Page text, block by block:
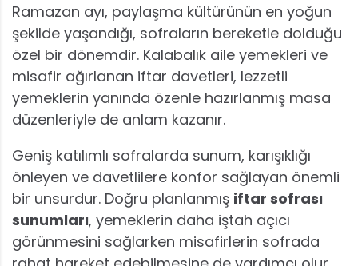
Ramazan ayı, paylaşma kültürünün en yoğun
şekilde yaşandığı, sofraların bereketle dolduğu
özel bir dönemdir. Kalabalık aile yemekleri ve
misafir ağırlanan iftar davetleri, lezzetli
yemeklerin yanında özenle hazırlanmış masa
düzenleriyle de anlam kazanır.
Geniş katılımlı sofralarda sunum, karışıklığı
önleyen ve davetlilere konfor sağlayan önemli
bir unsurdur. Doğru planlanmış iftar sofrası
sunumları, yemeklerin daha iştah açıcı
görünmesini sağlarken misafirlerin sofrada